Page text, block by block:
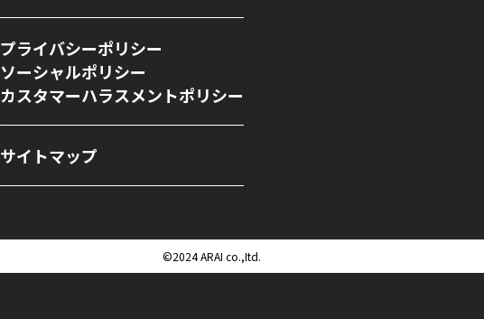
プライバシーポリシー
ソーシャルポリシー
カスタマーハラスメントポリシー
サイトマップ
©︎2024 ARAI co.,Itd.